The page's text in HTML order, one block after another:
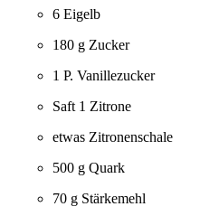
6 Eigelb
180 g Zucker
1 P. Vanillezucker
Saft 1 Zitrone
etwas Zitronenschale
500 g Quark
70 g Stärkemehl